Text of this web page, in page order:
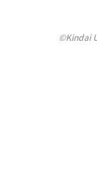
©Kindai